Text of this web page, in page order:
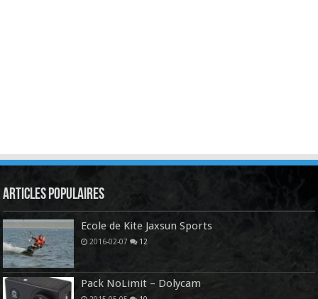
Articles Populaires
Ecole de Kite Jaxsun Sports
2016-02-07 12
Pack NoLimit – Dolycam